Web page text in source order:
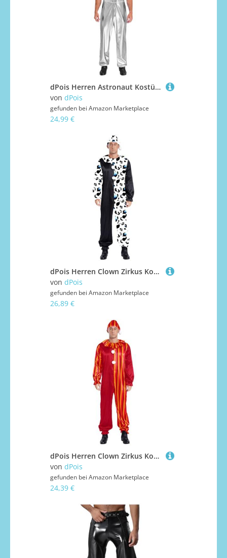
dPois Herren Astronaut Kostüm Glänzend Jumpsuit Ärmellos Overall Raumfahrer Anzug mit Rollkragen Uniform Halloween Fasching Kostüm Silber S
von dPois
gefunden bei Amazon Marketplace
24,99 €
dPois Herren Clown Zirkus Kostüm Einteiler Overall Rüschen Kragen Jumpsuit mit Hut Mütze Halloween Fasching Mottoparty Kostüm Schwarz&Weiß 3XL
von dPois
gefunden bei Amazon Marketplace
26,89 €
dPois Herren Clown Zirkus Kostüm Einteiler Overall Rüschen Kragen Jumpsuit mit Hut Mütze Halloween Fasching Mottoparty Kostüm Rot&Gelb M
von dPois
gefunden bei Amazon Marketplace
24,39 €